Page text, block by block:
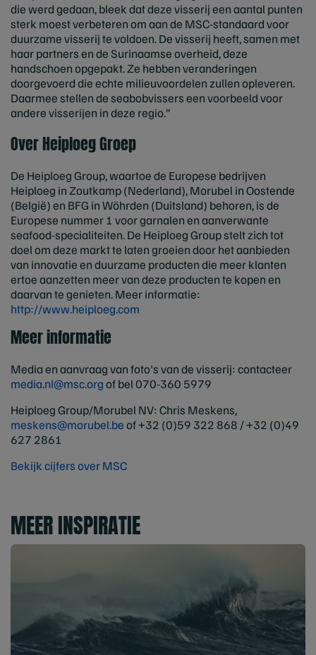
die werd gedaan, bleek dat deze visserij een aantal punten
sterk moest verbeteren om aan de MSC-standaard voor
duurzame visserij te voldoen. De visserij heeft, samen met
haar partners en de Surinaamse overheid, deze
handschoen opgepakt. Ze hebben veranderingen
doorgevoerd die echte milieuvoordelen zullen opleveren.
Daarmee stellen de seabobvissers een voorbeeld voor
andere visserijen in deze regio.”
Over Heiploeg Groep
De Heiploeg Group, waartoe de Europese bedrijven
Heiploeg in Zoutkamp (Nederland), Morubel in Oostende
(België) en BFG in Wöhrden (Duitsland) behoren, is de
Europese nummer 1 voor garnalen en aanverwante
seafood-specialiteiten. De Heiploeg Group stelt zich tot
doel om deze markt te laten groeien door het aanbieden
van innovatie en duurzame producten die meer klanten
ertoe aanzetten meer van deze producten te kopen en
daarvan te genieten. Meer informatie:
http://www.heiploeg.com
Meer informatie
Media en aanvraag van foto's van de visserij: contacteer
media.nl@msc.orgof bel 070-360 5979
Heiploeg Group/Morubel NV: Chris Meskens,
meskens@morubel.beof +32 (0)59 322 868 / +32 (0)49
627 2861
Bekijk cijfers over MSC
MEER INSPIRATIE